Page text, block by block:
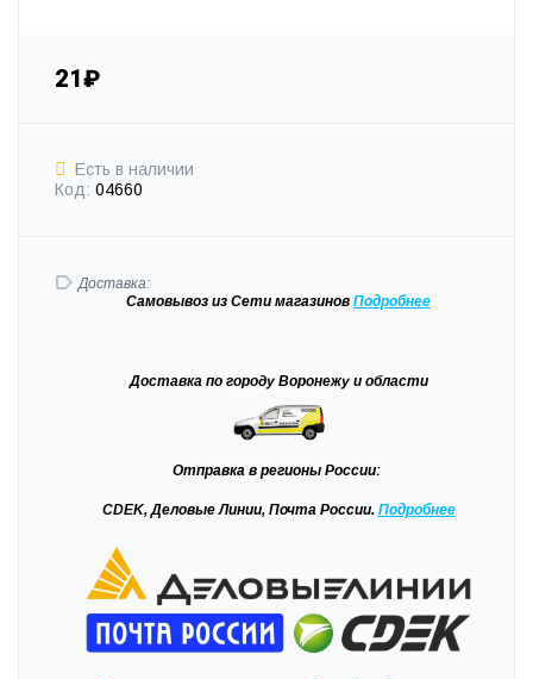
21₽
Есть в наличии
Код: 04660
Доставка:
Самовывоз из Сети магазинов Подробнее
Доставка по городу Воронежу и области
Отправка в регионы России:
CDEK, Деловые Линии, Почта России. Подробнее